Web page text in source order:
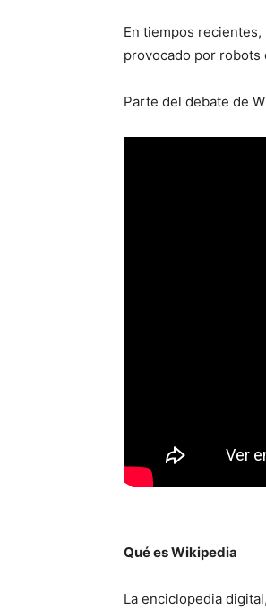
En tiempos
provocado por robots
Parte del debate de
Qué es Wikipedia
La enciclopedia